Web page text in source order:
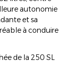
autonomie
et sa
à conduire
de la 250 SL